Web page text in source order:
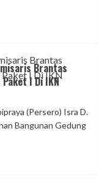
Brantas
I Di IKN
(Persero) Isra D.
Bangunan Gedung